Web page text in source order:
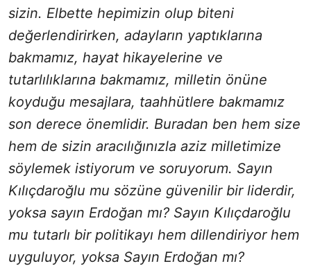
sizin. Elbette hepimizin olup biteni
değerlendirirken, adayların yaptıklarına
bakmamız, hayat hikayelerine ve
tutarlılıklarına bakmamız, milletin önüne
koyduğu mesajlara, taahhütlere bakmamız
son derece önemlidir. Buradan ben hem size
hem de sizin aracılığınızla aziz milletimize
söylemek istiyorum ve soruyorum. Sayın
Kılıçdaroğlu mu sözüne güvenilir bir liderdir,
yoksa sayın Erdoğan mı? Sayın Kılıçdaroğlu
mu tutarlı bir politikayı hem dillendiriyor hem
uyguluyor, yoksa Sayın Erdoğan mı?